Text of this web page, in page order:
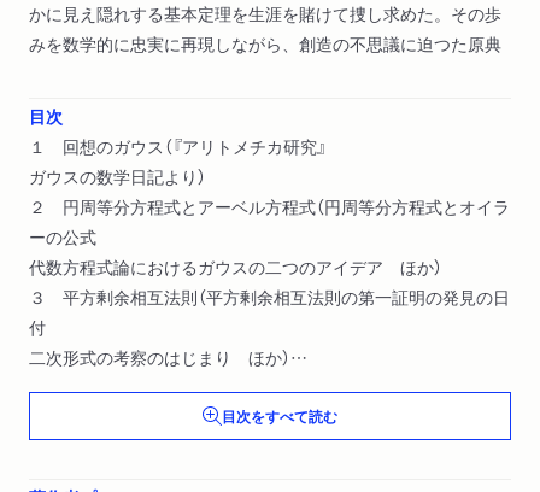
かに見え隠れする基本定理を生涯を賭けて捜し求めた。その歩
みを数学的に忠実に再現しながら、創造の不思議に迫つた原典
目次
１ 回想のガウス（『アリトメチカ研究』
ガウスの数学日記より）
２ 円周等分方程式とアーベル方程式（円周等分方程式とオイラ
ーの公式
代数方程式論におけるガウスの二つのアイデア ほか）
３ 平方剰余相互法則（平方剰余相互法則の第一証明の発見の日
付
二次形式の考察のはじまり ほか）
４ ガウスの基本定理とルジャンドルの相互法則（ガウスの基本
定理とルジャンドルの相互法則
ルジャンドル記号に関する補足事項 ほか）
目次をすべて読む